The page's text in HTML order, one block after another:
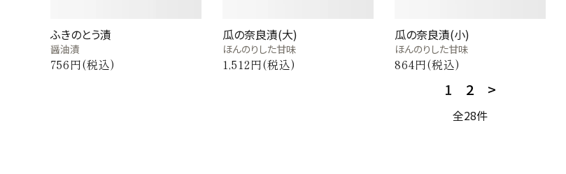
ふきのとう漬
醤油漬
756円(税込)
瓜の奈良漬(大)
ほんのりした甘味
1,512円(税込)
瓜の奈良漬(小)
ほんのりした甘味
864円(税込)
1 2 >
全28件